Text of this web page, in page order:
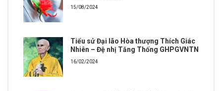
15/08/2024
Tiểu sử Đại lão Hòa thượng Thích Giác
Nhiên – Đệ nhị Tăng Thống GHPGVNTN
16/02/2024